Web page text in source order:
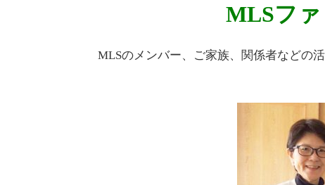
MLSフ
MLSのメンバー、ご家族、関係者などの